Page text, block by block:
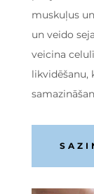
muskuļus
un veido
veicina
likvidēšanu,